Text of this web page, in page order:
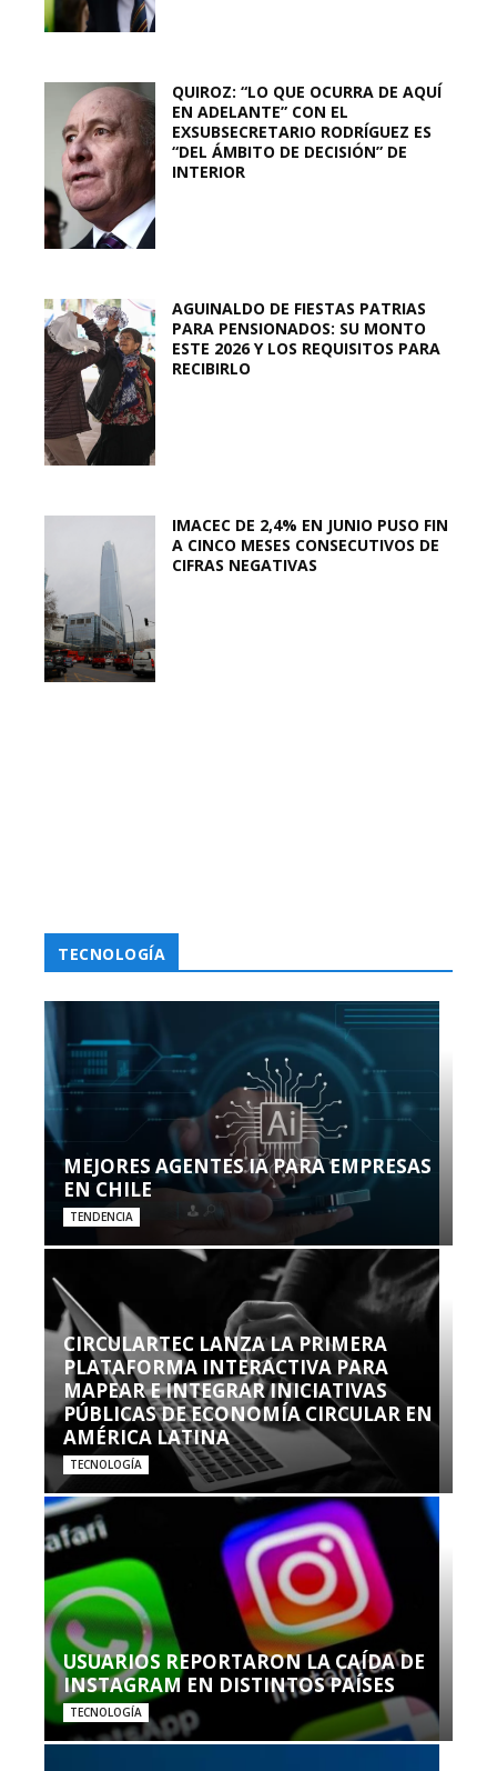
QUIROZ: “LO QUE OCURRA DE AQUÍ
EN ADELANTE” CON EL
EXSUBSECRETARIO RODRÍGUEZ ES
“DEL ÁMBITO DE DECISIÓN” DE
INTERIOR
AGUINALDO DE FIESTAS PATRIAS
PARA PENSIONADOS: SU MONTO
ESTE 2026 Y LOS REQUISITOS PARA
RECIBIRLO
IMACEC DE 2,4% EN JUNIO PUSO FIN
A CINCO MESES CONSECUTIVOS DE
CIFRAS NEGATIVAS
TECNOLOGÍA
MEJORES AGENTES IA PARA EMPRESAS
EN CHILE
TENDENCIA
CIRCULARTEC LANZA LA PRIMERA
PLATAFORMA INTERACTIVA PARA
MAPEAR E INTEGRAR INICIATIVAS
PÚBLICAS DE ECONOMÍA CIRCULAR EN
AMÉRICA LATINA
TECNOLOGÍA
USUARIOS REPORTARON LA CAÍDA DE
INSTAGRAM EN DISTINTOS PAÍSES
TECNOLOGÍA